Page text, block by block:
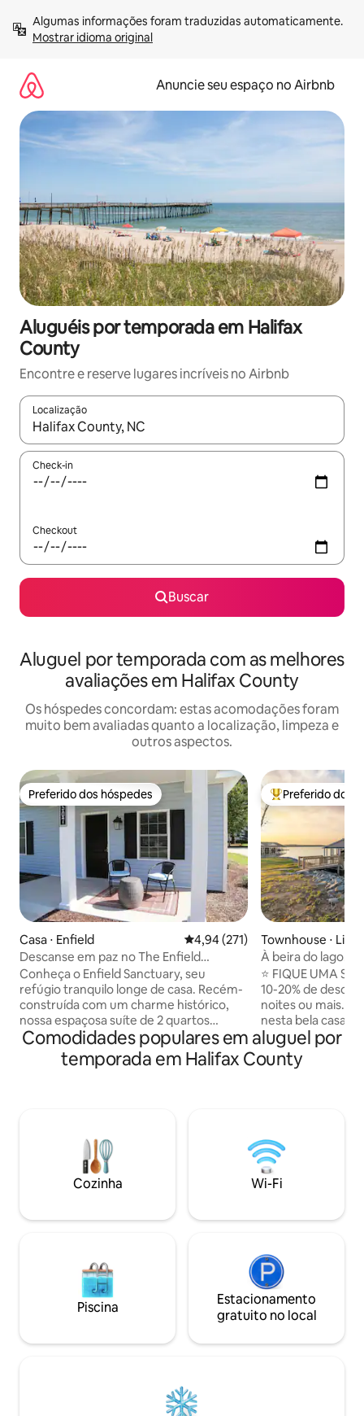
para
Mostrar idioma original
Anuncie seu espaço no Airbnb
Aluguéis por temporada em Halifax
County
Encontre e reserve lugares incríveis no Airbnb
Localização
Quando os resultados estiverem disponíveis, explore-os
Check-in
Checkout
Buscar
Aluguel por temporada com as melhores
avaliações em Halifax County
Os hóspedes concordam: estas acomodações foram
muito bem avaliadas quanto a localização, limpeza e
outros aspectos.
Preferido dos hóspedes
Preferido dos hóspedes
Casa ⋅ Enfield 4,94 de uma avaliação média de
4,94 (271)
Descanse em paz no The Enfield
Sanctuary | Perto da I-95
Conheça o Enfield Sanctuary, seu
refúgio tranquilo longe de casa. Recém-
construída com um charme histórico,
nossa espaçosa suíte de 2 quartos
oferece a combinação perfeita do
encanto de uma cidade pequena com o
conforto moderno. • Descanse em paz:
tranquilidade. • Fácil acesso: a apenas 10
minutos da I-95. • Sabores locais: explore
a Montanha Medoc ou prove nossos
famosos amendoins. Relaxe com
espera por você!
Entre os
Preferido dos
Townhouse ⋅
À beira do lago! 4
casal, piscina,
⭐ FIQUE UMA
10-20% de
noites ou mais. Relaxe e descontraia
nesta bela casa
quartos/3,5
vistas
espaçoso layout
ou grupos de
comodidade de
embarcações
na água e
espera por você!
Comodidades populares em aluguel por
temporada em Halifax County
Cozinha Wi-Fi
Piscina
Estacionamento
gratuito no local